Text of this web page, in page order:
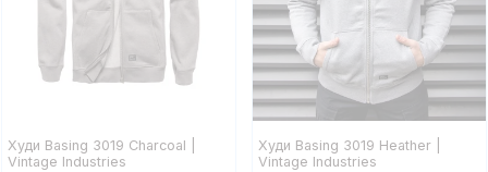
Худи Basing 3019 Charcoal |
Vintage Industries
Худи Basing 3019 Heather |
Vintage Industries